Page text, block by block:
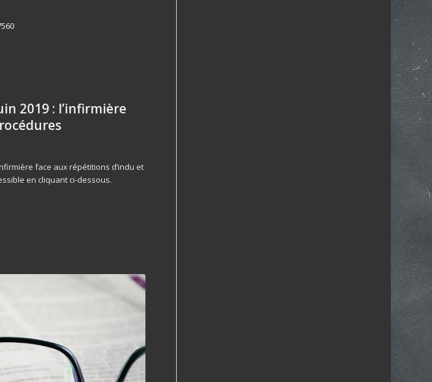
2019 : l’infirmière
face aux répétitions d’indu et
en cliquant ci-dessous.